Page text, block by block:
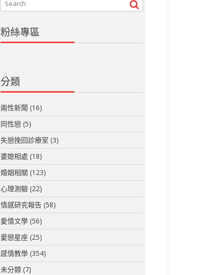
粉絲專區
分類
兩性新聞 (16)
同性戀(5)
失戀挽回診療室 (3)
婆媳相處 (18)
婚姻相關 (123)
心理測驗(22)
情感研究報告(58)
愛情文學(56)
愛戀星座(25)
感情教學(354)
未分類(7)